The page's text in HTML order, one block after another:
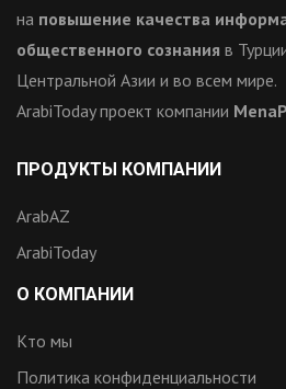
на повышение качества
общественного сознания в
Центральной Азии и во всем мире.
ArabiToday проект компании
ПРОДУКТЫ КОМПАНИИ
ArabAZ
ArabiToday
О КОМПАНИИ
Кто мы
Политика конфиденциальности